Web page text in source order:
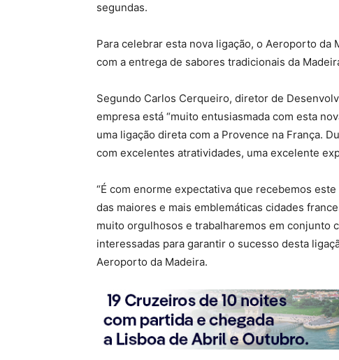
segundas.
Para celebrar esta nova ligação, o Aeroporto da
com a entrega de sabores tradicionais da
Segundo Carlos Cerqueiro, diretor de
empresa está “muito entusiasmada com esta
uma ligação direta com a Provence na França.
com excelentes atratividades, uma excelente
“É com enorme expectativa que recebemos
das maiores e mais emblemáticas cidades
muito orgulhosos e trabalharemos em conjunto
interessadas para garantir o sucesso desta
Aeroporto da Madeira.